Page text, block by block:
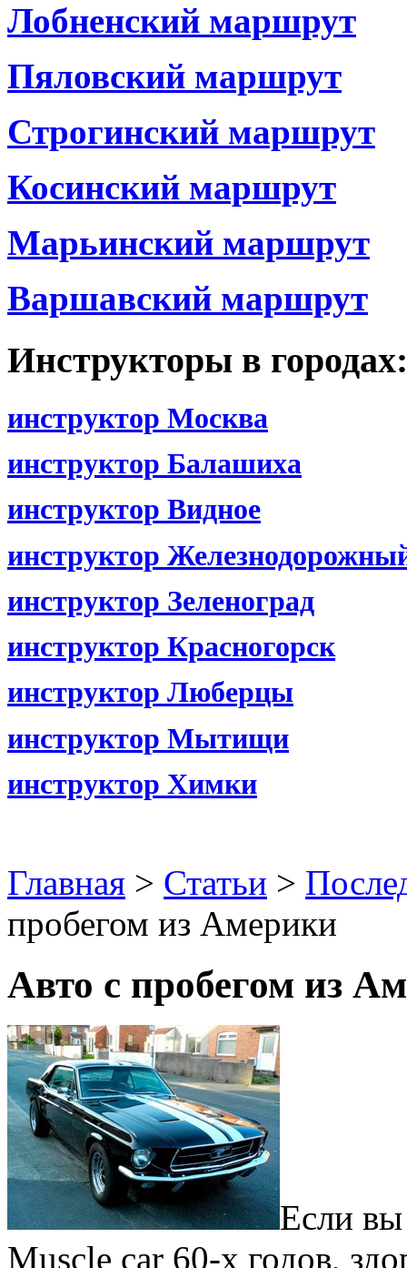
Лобненский маршрут
Пяловский маршрут
Строгинский маршрут
Косинский маршрут
Марьинский маршрут
Варшавский маршрут
Инструкторы в городах:
инструктор Москва
инструктор Балашиха
инструктор Видное
инструктор
инструктор Зеленоград
инструктор Красногорск
инструктор Люберцы
инструктор Мытищи
инструктор Химки
Главная > Статьи >
пробегом из Америки
Авто с пробегом из
Если вы
Muscle car 60-х годов,